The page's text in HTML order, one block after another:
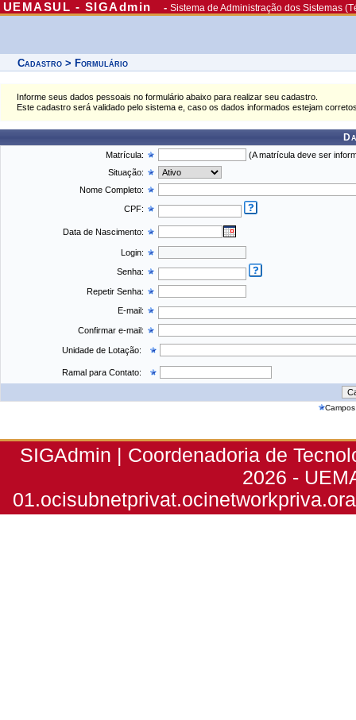
UEMASUL - SIGAdmin -Sistema de Administração dos Sistemas
Cadastro > Formulário
Informe seus dados pessoais no formulário abaixo para realizar seu cadastro.
Este cadastro será validado pelo sistema e, caso os dados informados estejam
Matrícula:
(A matrícula deve ser
Situação:
Nome Completo:
CPF:
Data de Nascimento:
Login:
Senha:
Repetir Senha:
E-mail:
Confirmar e-mail:
Unidade de Lotação:
Ramal para Contato:
SIGAdmin | Coordenadoria de
2026 -